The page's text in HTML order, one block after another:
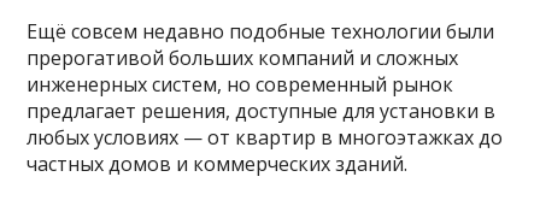
Ещё совсем недавно подобные технологии были
прерогативой больших компаний и сложных
инженерных систем, но современный рынок
предлагает решения, доступные для установки в
любых условиях — от квартир в многоэтажках до
частных домов и коммерческих зданий.